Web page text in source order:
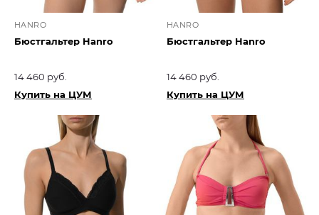
HANRO
Бюстгальтер Hanro
14 460 руб.
Купить на ЦУМ
HANRO
Бюстгальтер Hanro
14 460 руб.
Купить на ЦУМ